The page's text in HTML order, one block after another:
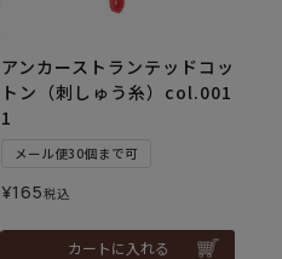
アンカーストランテッドコッ
トン（刺しゅう糸）col.001
1
メール便30個まで可
¥165税込
カートに入れる